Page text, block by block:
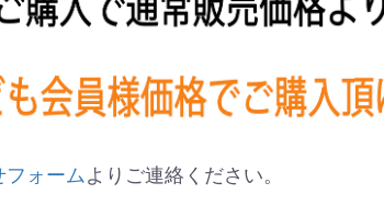
フォームよりご連絡ください。